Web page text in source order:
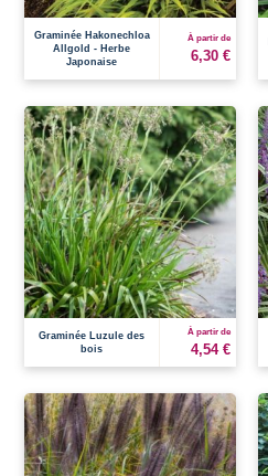
Graminée Hakonechloa
Allgold - Herbe
Japonaise
À partir de
6,30 €
Graminée Luzule des
bois
À partir de
4,54 €